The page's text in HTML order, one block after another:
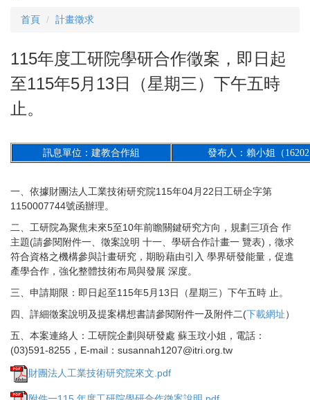
首頁 計畫徵求
115年度工研院學研合作徵案，即日起
至115年5月13日（星期三）下午五時
止。
訊息單位：建教合作組 發布人：賴小姐（
一、依據財團法人工業技術研究院115年04月22日工研企字第
1150007744號函辦理。
二、工研院為聚焦未來5至10年前瞻關鍵研究方向，規劃三項合 作
主題(請參閱附件一、徵案說明 十一、學研合作計畫一 覽表)，徵求
符合資格之機構參與計畫研究，期盼藉由引入 學界研發能量，促進
產學合作，強化整體技術布局與發展 深度。
三、申請期限：即日起至115年5月13日（星期三）下午五時 止。
四、詳細徵案說明及提案構想書請參閱附件一及附件二(下載網址）
五、本案連絡人：工研院企劃與研發處 蘇玉玟小姐，電話：
(03)591-8255，E-mail：susannah1207@itri.org.tw
財團法人工業技術研究院來文.pdf